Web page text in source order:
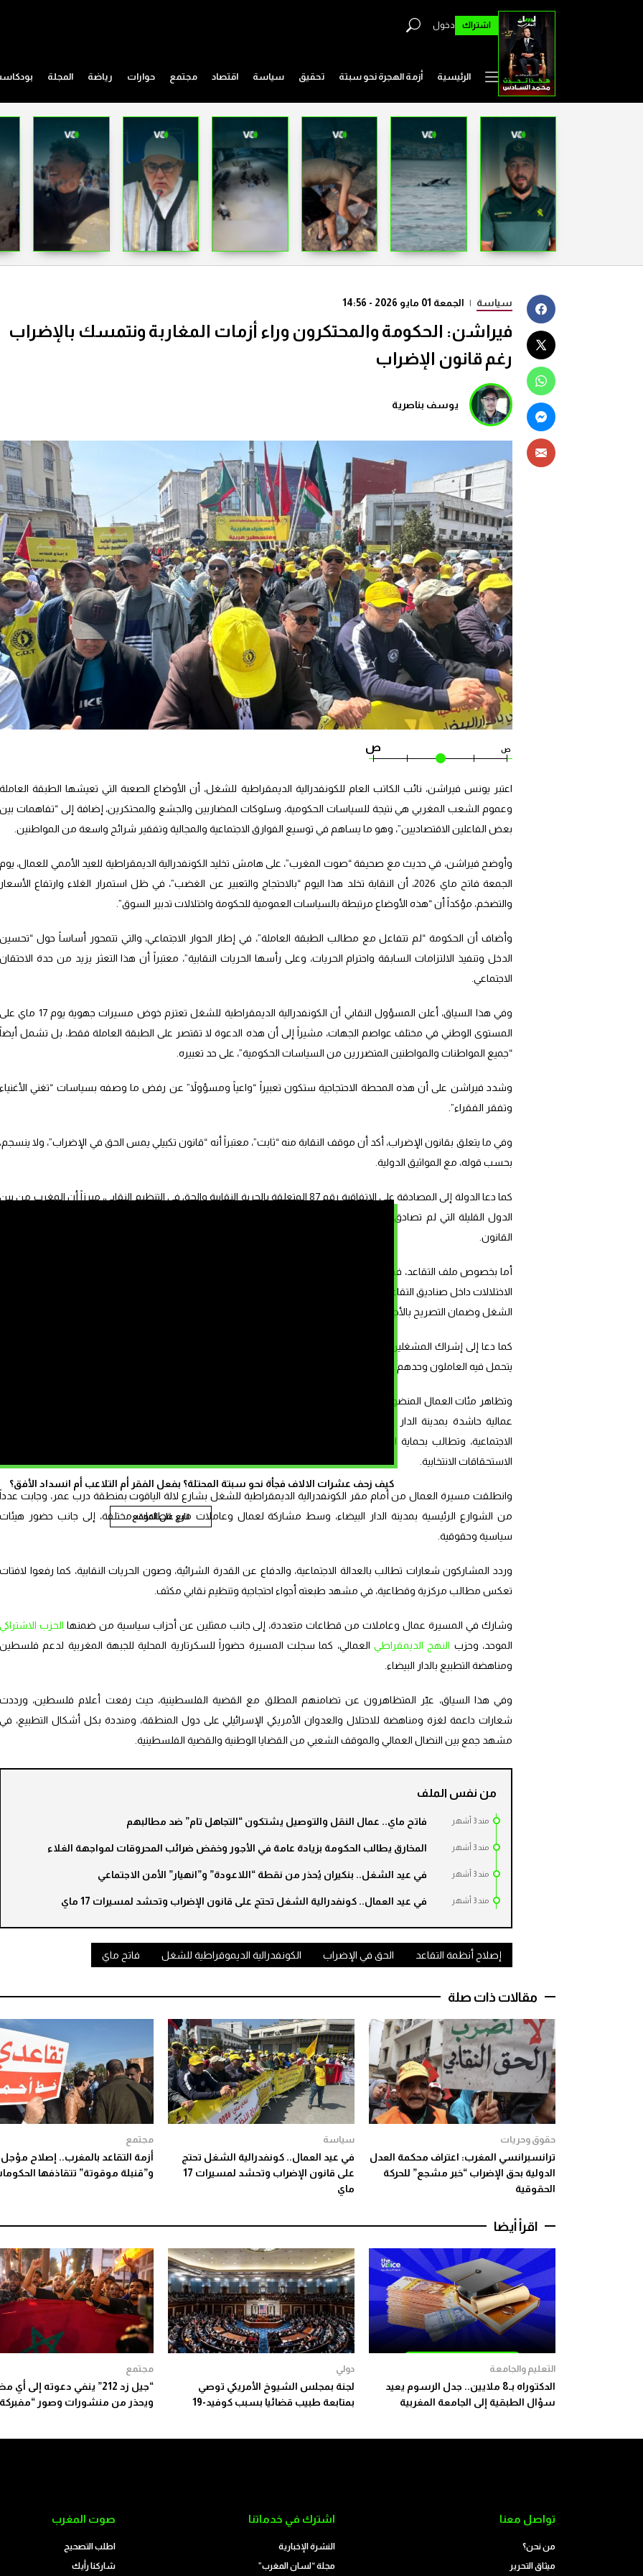
اشتراك دخول
الرئيسية أزمة الهجرة نحو سبتة تحقيق سياسة اقتصاد مجتمع حوارات رياضة المجلة
كيف زحف عشرات الالاف فجأة نحو سبتة المحتلة؟ بفعل الفقر أم التلاعب أم انسداد الأفق؟
تابع على الموقع
سياسة | الجمعة 01 مايو 2026 - 14:56
فيراشن: الحكومة والمحتكرون وراء أزمات المغاربة ونتمسك بالإضراب
رغم قانون الإضراب
يوسف بناصرية
ص ص
اعتبر يونس فيراشن، نائب الكاتب العام للكونفدرالية الديمقراطية للشغل، أن الأوضاع الصعبة التي تعيشها الطبقة العاملة
وعموم الشعب المغربي هي نتيجة للسياسات الحكومية، وسلوكات المضاربين والجشع والمحتكرين، إضافة إلى “تفاهمات بين
بعض الفاعلين الاقتصاديين”، وهو ما يساهم في توسيع الفوارق الاجتماعية والمجالية وتفقير شرائح واسعة من المواطنين.
وأوضح فيراشن، في حديث مع صحيفة “صوت المغرب”، على هامش تخليد الكونفدرالية الديمقراطية للعيد الأممي للعمال، يوم
الجمعة فاتح ماي 2026، أن النقابة تخلد هذا اليوم “بالاحتجاج والتعبير عن الغضب”، في ظل استمرار الغلاء وارتفاع الأسعار
والتضخم، مؤكداً أن “هذه الأوضاع مرتبطة بالسياسات العمومية للحكومة واختلالات تدبير السوق”.
وأضاف أن الحكومة “لم تتفاعل مع مطالب الطبقة العاملة”، في إطار الحوار الاجتماعي، والتي تتمحور أساساً حول “تحسين
الدخل وتنفيذ الالتزامات السابقة واحترام الحريات، وعلى رأسها الحريات النقابية”، معتبراً أن هذا التعثر يزيد من حدة الاحتقان
الاجتماعي.
وفي هذا السياق، أعلن المسؤول النقابي أن الكونفدرالية الديمقراطية للشغل تعتزم خوض مسيرات جهوية يوم 17 ماي على
المستوى الوطني في مختلف عواصم الجهات، مشيراً إلى أن هذه الدعوة لا تقتصر على الطبقة العاملة فقط، بل تشمل أيضاً
“جميع المواطنات والمواطنين المتضررين من السياسات الحكومية”، على حد تعبيره.
وشدد فيراشن على أن هذه المحطة الاحتجاجية ستكون تعبيراً “واعياً ومسؤولاً” عن رفض ما وصفه بسياسات “تغني الأغنياء
وتفقر الفقراء”.
وفي ما يتعلق بقانون الإضراب، أكد أن موقف النقابة منه “ثابت”، معتبراً أنه “قانون تكبيلي يمس الحق في الإضراب”، ولا ينسجم،
بحسب قوله، مع المواثيق الدولية.
كما دعا الدولة إلى المصادقة على الاتفاقية رقم 87 المتعلقة بالحرية النقابية والحق في التنظيم النقابي، مبرزاً أن المغرب من بين
الدول القليلة التي لم تصادق عليها بعد، مؤكداً في الوقت نفسه أن النقابة ستواصل ممارسة حقها في الإضراب رغم هذا
القانون.
أما بخصوص ملف التقاعد، فقد شدد فيراشن على أن أي إصلاح لا يجب أن يتم على حساب الأجراء، داعياً إلى التركيز على معالجة
الاختلالات داخل صناديق التقاعد عبر تحسين الحكامة وتدبير المدخرات، إضافة إلى توسيع قاعدة المنخرطين من خلال خلق فرص
الشغل وضمان التصريح بالأجراء لدى صناديق الضمان الاجتماعي.
كما دعا إلى إشراك المشغلين، بما في ذلك الدولة، في تحمل الأعباء بشكل عادل إلى جانب الأجراء، بما يضمن إصلاحاً شاملاً لا
يتحمل فيه العاملون وحدهم كلفة الإصلاحات.
عمالية حاشدة بمدينة الدار البيضاء، بمناسبة اليوم العالمي للعمال، حيث رفع المشاركون شعارات احتجاجية تندد بالأوضاع
الاجتماعية، وتطالب بحماية الحقوق والمكتسبات، وعلى رأسها ملفات التقاعد والحق في الإضراب الحريات النقابية ونزاهة
الاستحقاقات الانتخابية.
وانطلقت مسيرة العمال من أمام مقر الكونفدرالية الديمقراطية للشغل بشارع لالة الياقوت بمنطقة درب عمر، وجابت عدداً
من الشوارع الرئيسية بمدينة الدار البيضاء، وسط مشاركة لعمال وعاملات من قطاعات مختلفة، إلى جانب حضور هيئات
سياسية وحقوقية.
وردد المشاركون شعارات تطالب بالعدالة الاجتماعية، والدفاع عن القدرة الشرائية، وصون الحريات النقابية، كما رفعوا لافتات
تعكس مطالب مركزية وقطاعية، في مشهد طبعته أجواء احتجاجية وتنظيم نقابي مكثف.
وشارك في المسيرة عمال وعاملات من قطاعات متعددة، إلى جانب ممثلين عن أحزاب سياسية من ضمنها الحزب الاشتراكي
الموحد، وحزب النهج الديمقراطي العمالي، كما سجلت المسيرة حضوراً للسكرتارية المحلية للجبهة المغربية لدعم فلسطين
ومناهضة التطبيع بالدار البيضاء.
وفي هذا السياق، عبّر المتظاهرون عن تضامنهم المطلق مع القضية الفلسطينية، حيث رفعت أعلام فلسطين، ورددت
شعارات داعمة لغزة ومناهضة للاحتلال والعدوان الأمريكي الإسرائيلي على دول المنطقة، ومنددة بكل أشكال التطبيع، في
مشهد جمع بين النضال العمالي والموقف الشعبي من القضايا الوطنية والقضية الفلسطينية.
من نفس الملف
مند 3 أشهر فاتح ماي.. عمال النقل والتوصيل يشتكون “التجاهل تام” ضد مطالبهم
مند 3 أشهر المخارق يطالب الحكومة بزيادة عامة في الأجور وخفض ضرائب المحروقات لمواجهة الغلاء
مند 3 أشهر في عيد الشغل.. بنكيران يُحذر من نقطة “اللاعودة” و”انهيار” الأمن الاجتماعي
مند 3 أشهر في عيد العمال.. كونفدرالية الشغل تحتج على قانون الإضراب وتحشد لمسيرات 17 ماي
إصلاح أنظمة التقاعد الحق في الإضراب الكونفدرالية الديموقراطية للشغل فاتح ماي
مقالات ذات صلة
حقوق وحريات
ترانسبرانسي المغرب: اعتراف محكمة العدل
الدولية بحق الإضراب “خبر مشجع” للحركة
الحقوقية
سياسة
في عيد العمال.. كونفدرالية الشغل تحتج
على قانون الإضراب وتحشد لمسيرات 17
ماي
مجتمع
أزمة التقاعد بالمغرب.. إصلاح مؤجل
و”قنبلة موقوتة” تتقاذفها
اقرأ أيضا
التعليم والجامعة
الدكتوراه بـ8 ملايين.. جدل الرسوم يعيد
سؤال الطبقية إلى الجامعة المغربية
دولي
لجنة بمجلس الشيوخ الأمريكي توصي
بمتابعة طبيب قضائيا بسبب كوفيد-19
مجتمع
“جيل زد 212” ينفي دعوته إلى
ويحذر من منشورات وصور
تواصل معنا
من نحن؟
ميثاق التحرير
اشترك في خدماتنا
النشرة الإخبارية
مجلة “لسان المغرب”
صوت المغرب
اطلب التصحيح
شاركنا رأيك